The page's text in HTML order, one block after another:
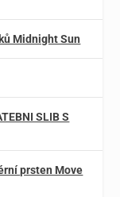
Midnight Sun
SLIB S
prsten Move